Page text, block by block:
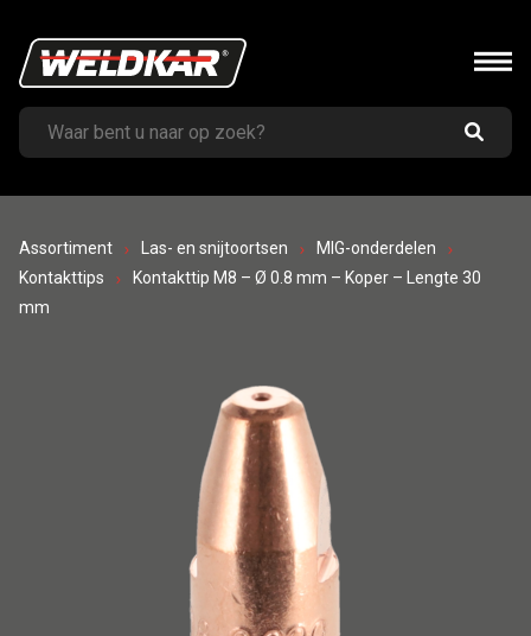
Assortiment Las- en snijtoortsen
MIG-onderdelen
Kontakttips
Kontakttip M8 – Ø 0.8 mm – Koper – Lengte 30
mm